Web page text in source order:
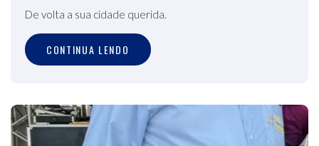
De volta a sua cidade querida.
CONTINUA LENDO